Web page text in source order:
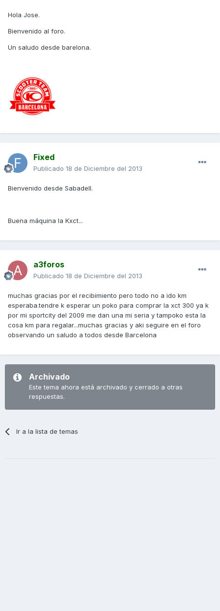
Hola Jose.
Bienvenido al foro.
Un saludo desde barelona.
Fixed
Publicado 18 de Diciembre del 2013
Bienvenido desde Sabadell.
Buena máquina la Kxct...
a3foros
Publicado 18 de Diciembre del 2013
muchas gracias por el recibimiento pero todo no a ido km
esperaba.tendre k esperar un poko para comprar la xct 300 ya k
por mi sportcity del 2009 me dan una mi seria y tampoko esta la
cosa km para regalar...muchas gracias y aki seguire en el foro
observando un saludo a todos desde Barcelona
Archivado
Este tema ahora está archivado y cerrado a otras
respuestas.
Ir a la lista de temas